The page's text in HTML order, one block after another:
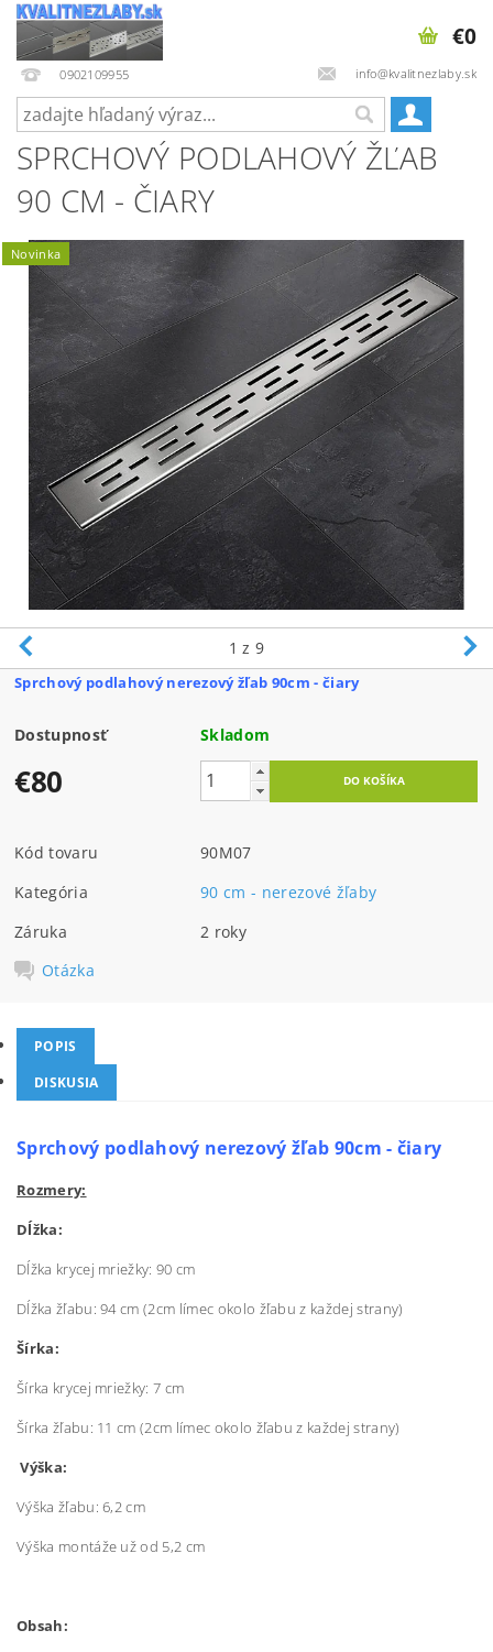
0902109955 info@kvalitnezlaby.sk
€0
SPRCHOVÝ PODLAHOVÝ ŽĽAB
90 CM - ČIARY
Novinka
1 z 9
Sprchový podlahový nerezový žľab 90cm - čiary
Dostupnosť Skladom
€80
Kód tovaru
90M07
Kategória
90 cm - nerezové žľaby
Záruka
2 roky
Otázka
POPIS
DISKUSIA
Sprchový podlahový nerezový žľab 90cm - čiary
Rozmery:
Dĺžka:
Dĺžka krycej mriežky: 90 cm
Dĺžka žľabu: 94 cm (2cm límec okolo žľabu z každej strany)
Šírka:
Šírka krycej mriežky: 7 cm
Šírka žľabu: 11 cm (2cm límec okolo žľabu z každej strany)
Výška:
Výška žľabu: 6,2 cm
Výška montáže už od 5,2 cm
Obsah: